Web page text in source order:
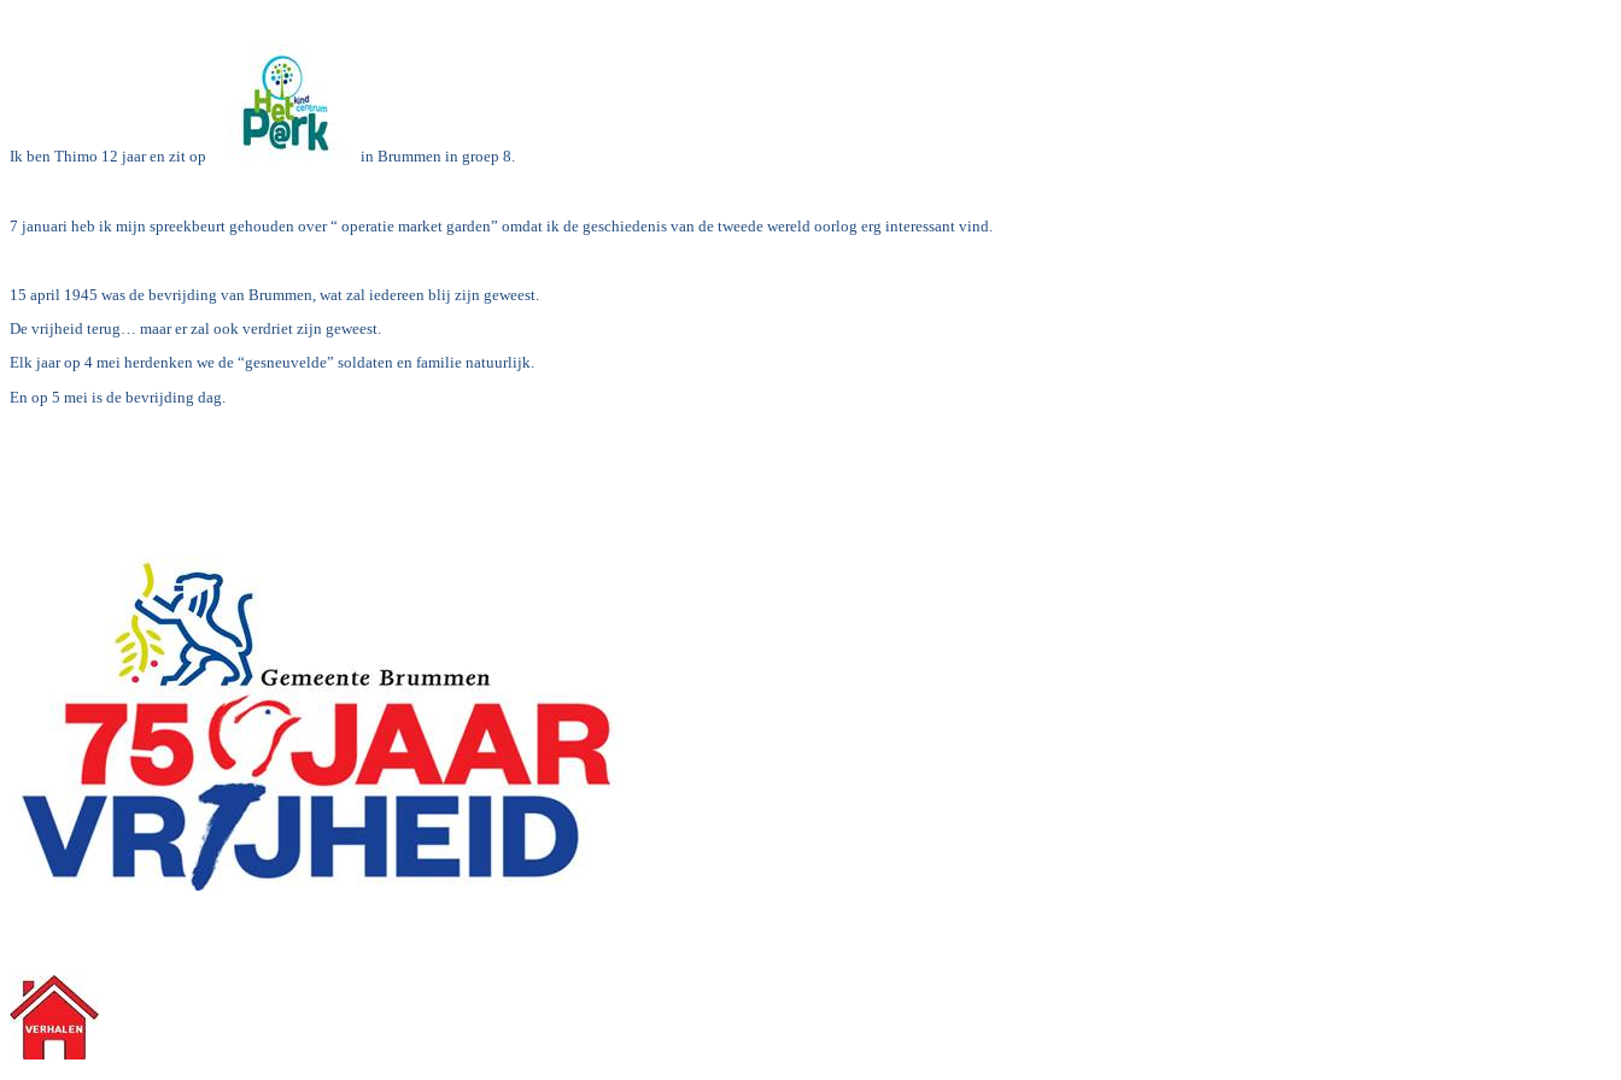
Ik ben Thimo 12 jaar en zit op in Brummen in groep 8.
7 januari heb ik mijn spreekbeurt gehouden over “ operatie market garden” omdat ik de geschiedenis van de tweede wereld oorlog erg interessant vind.
15 april 1945 was de bevrijding van Brummen, wat zal iedereen blij zijn geweest.
De vrijheid terug… maar er zal ook verdriet zijn geweest.
Elk jaar op 4 mei herdenken we de “gesneuvelde” soldaten en familie natuurlijk.
En op 5 mei is de bevrijding dag.